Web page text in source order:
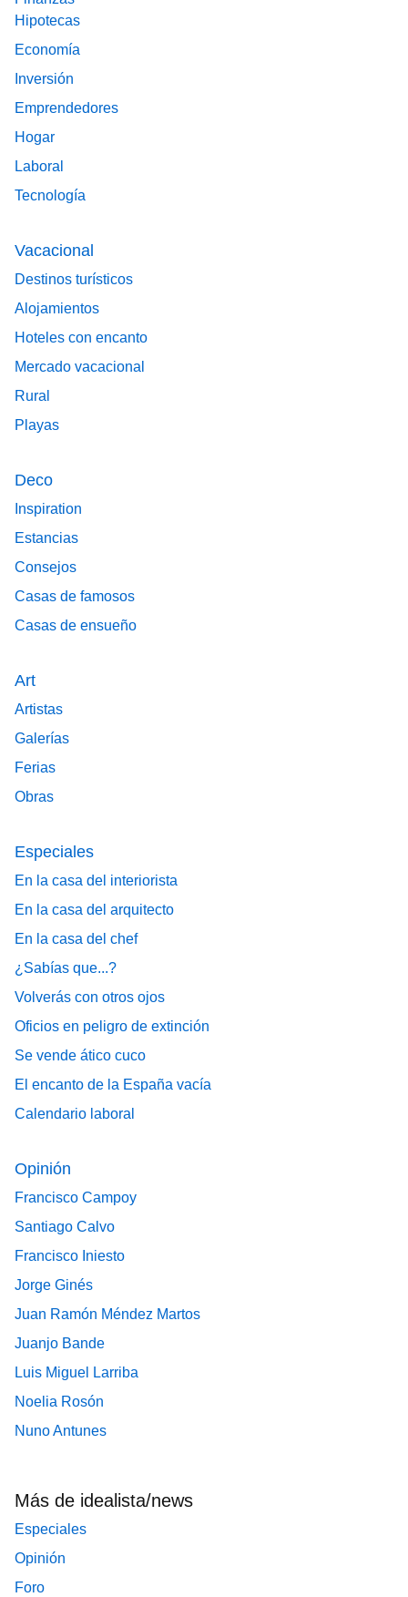
Hipotecas
Economía
Inversión
Emprendedores
Hogar
Laboral
Tecnología
Vacacional
Destinos turísticos
Alojamientos
Hoteles con encanto
Mercado vacacional
Rural
Playas
Deco
Inspiration
Estancias
Consejos
Casas de famosos
Casas de ensueño
Art
Artistas
Galerías
Ferias
Obras
Especiales
En la casa del interiorista
En la casa del arquitecto
En la casa del chef
¿Sabías que...?
Volverás con otros ojos
Oficios en peligro de extinción
Se vende ático cuco
El encanto de la España vacía
Calendario laboral
Opinión
Francisco Campoy
Santiago Calvo
Francisco Iniesto
Jorge Ginés
Juan Ramón Méndez Martos
Juanjo Bande
Luis Miguel Larriba
Noelia Rosón
Nuno Antunes
Más de idealista/news
Especiales
Opinión
Foro